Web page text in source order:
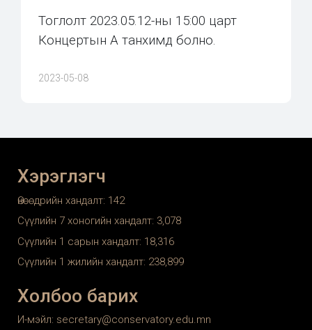
Тоглолт 2023.05.12-ны 15:00 царт
Концертын А танхимд болно.
2023-05-08
Хэрэглэгч
Өнөөдрийн хандалт: 142
Сүүлийн 7 хоногийн хандалт: 3,078
Сүүлийн 1 сарын хандалт: 18,316
Сүүлийн 1 жилийн хандалт: 238,899
Холбоо барих
И-мэйл: secretary@conservatory.edu.mn